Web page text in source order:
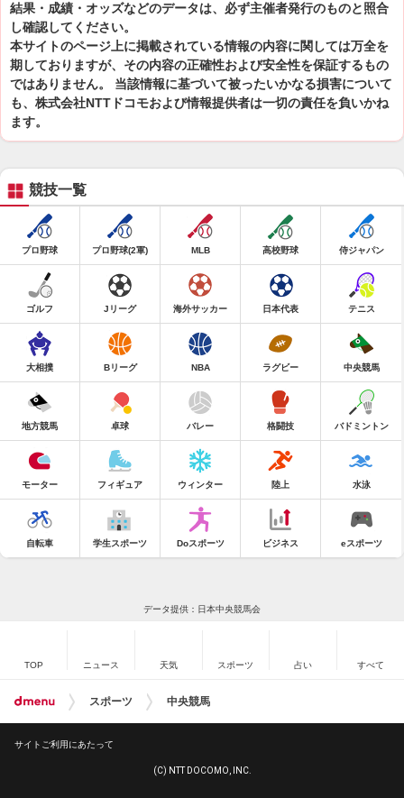
結果・成績・オッズなどのデータは、必ず主催者発行のものと照合
し確認してください。
本サイトのページ上に掲載されている情報の内容に関しては万全を
期しておりますが、その内容の正確性および安全性を保証するもの
ではありません。 当該情報に基づいて被ったいかなる損害について
も、株式会社NTTドコモおよび情報提供者は一切の責任を負いかね
ます。
競技一覧
プロ野球 プロ野球(2軍) MLB 高校野球 侍ジャパン
ゴルフ Jリーグ 海外サッカー 日本代表 テニス
大相撲 Bリーグ NBA ラグビー 中央競馬
地方競馬 卓球 バレー 格闘技 バドミントン
モーター フィギュア ウィンター 陸上 水泳
自転車 学生スポーツ Doスポーツ ビジネス eスポーツ
データ提供：日本中央競馬会
TOP ニュース 天気 スポーツ 占い すべて
スポーツ 中央競馬
サイトご利用にあたって
(C) NTT DOCOMO, INC.